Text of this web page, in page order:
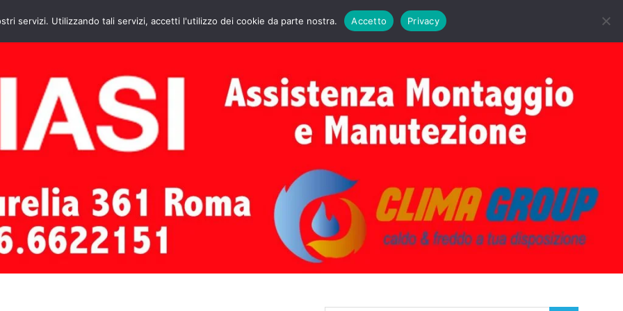
HOME CONTATTI ASSISTENZA CALDAIE BIASI PRIMA ACCENSIONE CALDAIE BIASI
servizi. Utilizzando tali servizi, accetti l'utilizzo dei cookie da parte nostra. Accetto Privacy